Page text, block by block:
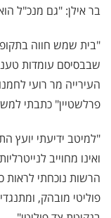
בר אילן: "גם מנכ"ל
"בית שמש חווה
שבבסיסם עומדות
העירייה מר רועי
פרלשטיין" כתבתי
"למיטב ידיעתי
ואינו מחוייב
הרשות נוכחתי לראות
פוליטי מובהק,